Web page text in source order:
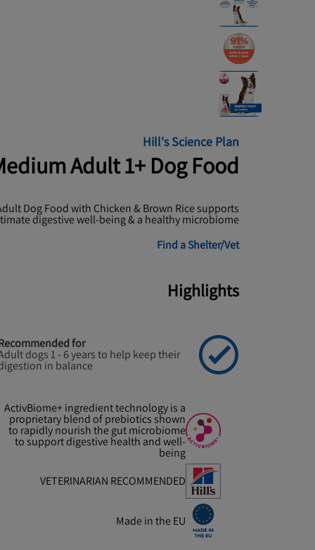
Hill's Science Plan
Adult 1+ Dog Food
Dog Food with Chicken & Brown Rice supports
digestive well-being & a healthy microbiome.
Find a Shelter/Vet
Highlights
for
dogs 1 - 6 years to help keep their
in balance
ActivBiome+ ingredient technology is a
proprietary blend of prebiotics shown
to rapidly nourish the gut microbiome
to support digestive health and well-
being
VETERINARIAN RECOMMENDED
Made in the EU